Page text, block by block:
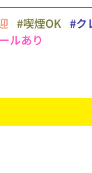
#喫煙OK #ク
ルあり